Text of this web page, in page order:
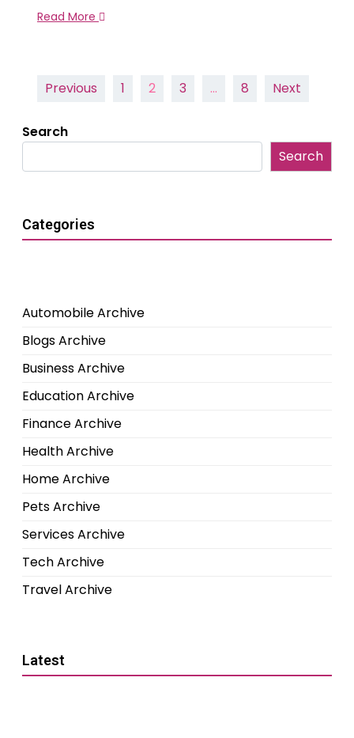
Read More
PostsPrevious 1 2 3 … 8 Next
Search
Search
Categories
Automobile Archive
Blogs Archive
Business Archive
Education Archive
Finance Archive
Health Archive
Home Archive
Pets Archive
Services Archive
Tech Archive
Travel Archive
Latest